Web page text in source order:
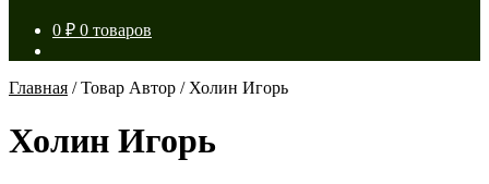
0 ₽ 0 товаров
Главная /Товар Автор / Холин Игорь
Холин Игорь